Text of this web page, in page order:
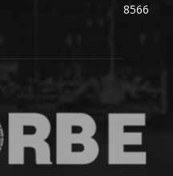
8566